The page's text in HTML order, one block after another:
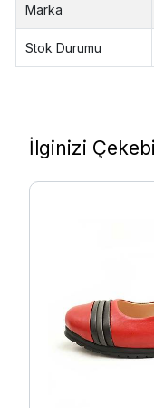
Marka
Stok Durumu
İlginizi